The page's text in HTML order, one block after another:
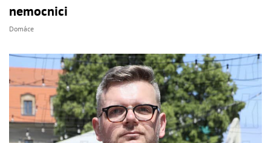
nemocnici
Domáce